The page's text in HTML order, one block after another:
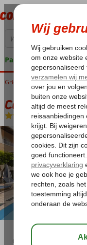
Pakketgarantie
Home
Griekenland Corfu Roda
Coral Hotel
Logies en ontbijt
02:50